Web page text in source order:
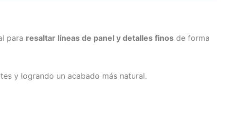
para resaltar líneas de panel y detalles finos de forma
y logrando un acabado más natural.